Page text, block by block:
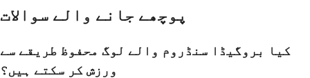
پوچھے جانے والے سوالات
کیا بروگیڈا سنڈروم والے لوگ محفوظ طریقے سے
ورزش کر سکتے ہیں؟